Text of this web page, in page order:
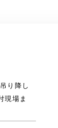
り降し
現場ま